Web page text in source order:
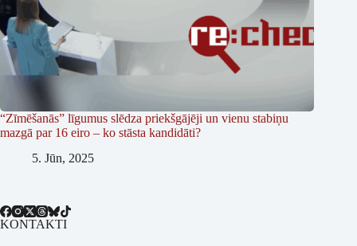
“Zīmēšanās” līgumus slēdza priekšgājēji un vienu stabiņu
mazgā par 16 eiro – ko stāsta kandidāti?
5. Jūn, 2025
KONTAKTI